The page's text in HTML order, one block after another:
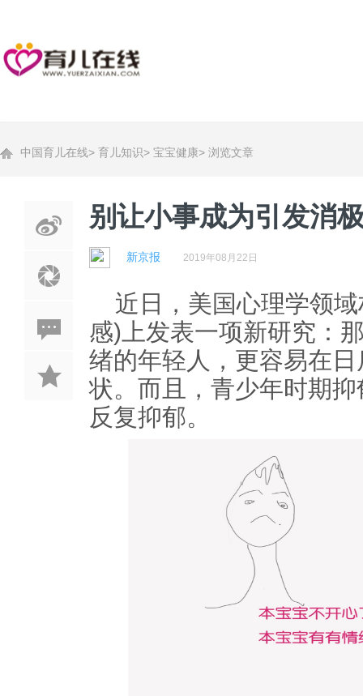
中国育儿在线> 育儿知识> 宝宝健康> 浏览文章
别让小事成为引发消
新京报 2019年08月22日
近日，美国心理学领域
感)上发表一项新研究：
绪的年轻人，更容易在
状。而且，青少年时期
反复抑郁。